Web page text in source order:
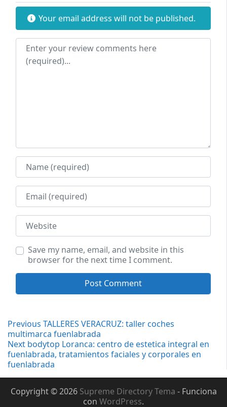
Your email address will not be published.
Review text
Name
Email
Website
Save my name, email, and website in this
browser for the next time I comment.
Navegación
de
entradas
Previous Previous
post:
TALLERES VERACRUZ: taller coches
multimarca fuenlabrada
Next Next
post:
bodytop Loranca: centro de estetica integral en
fuenlabrada, tratamientos faciales y corporales en
fuenlabrada
Copyright © 2026 Supreme Directory Tema - Funciona
con WordPress.